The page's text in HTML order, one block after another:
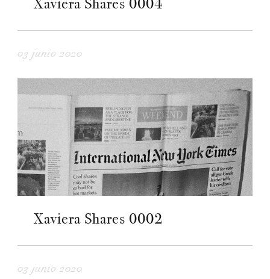
Xaviera Shares 0004
03 junio 2020
Xaviera Shares 0002
03 junio 2020